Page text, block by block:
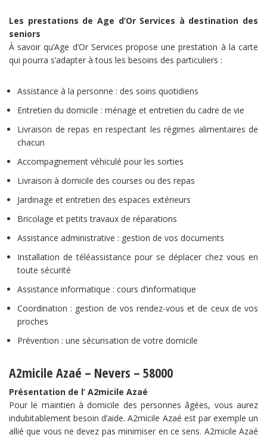
Les prestations de Age d’Or Services à destination des
seniors
À savoir qu’Age d’Or Services propose une prestation à la carte
qui pourra s’adapter à tous les besoins des particuliers :
Assistance à la personne : des soins quotidiens
Entretien du domicile : ménage et entretien du cadre de vie
Livraison de repas en respectant les régimes alimentaires de
chacun
Accompagnement véhiculé pour les sorties
Livraison à domicile des courses ou des repas
Jardinage et entretien des espaces extérieurs
Bricolage et petits travaux de réparations
Assistance administrative : gestion de vos documents
Installation de téléassistance pour se déplacer chez vous en
toute sécurité
Assistance informatique : cours d’informatique
Coordination : gestion de vos rendez-vous et de ceux de vos
proches
Prévention : une sécurisation de votre domicile
A2micile Azaé – Nevers – 58000
Présentation de l’ A2micile Azaé
Pour le maintien à domicile des personnes âgées, vous aurez
indubitablement besoin d’aide. A2micile Azaé est par exemple un
allié que vous ne devez pas minimiser en ce sens. A2micile Azaé